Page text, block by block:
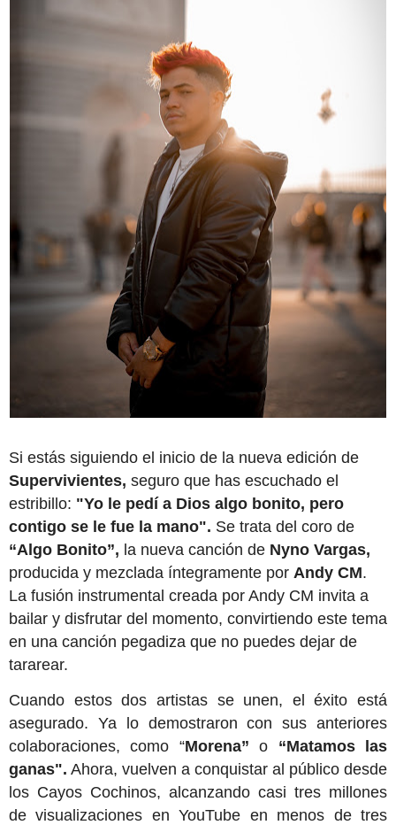
Si estás siguiendo el inicio de la nueva edición de
Supervivientes, seguro que has escuchado el
estribillo: "Yo le pedí a Dios algo bonito, pero
contigo se le fue la mano". Se trata del coro de
“Algo Bonito”, la nueva canción de Nyno Vargas,
producida y mezclada íntegramente por Andy CM.
La fusión instrumental creada por Andy CM invita a
bailar y disfrutar del momento, convirtiendo este tema
en una canción pegadiza que no puedes dejar de
tararear.
Cuando estos dos artistas se unen, el éxito está
asegurado. Ya lo demostraron con sus anteriores
colaboraciones, como “Morena”o “Matamos las
ganas". Ahora, vuelven a conquistar al público desde
los Cayos Cochinos, alcanzando casi tres millones
de visualizaciones en YouTube en menos de tres